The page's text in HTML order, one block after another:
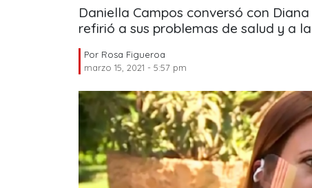
Daniella Campos conversó con
refirió a sus problemas de salud y a
Por Rosa Figueroa
marzo 15, 2021 - 5:57 pm